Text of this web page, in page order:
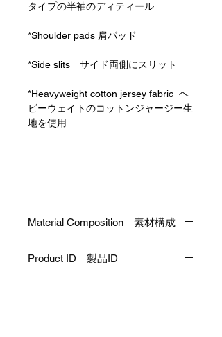
タイプの半袖のディティール
*Shoulder pads 肩パッド
*Side slits サイド両側にスリット
*Heavyweight cotton jersey fabric ヘ
ビーウェイトのコットンジャージー生
地を使用
Material Composition 素材構成
Product ID 製品ID